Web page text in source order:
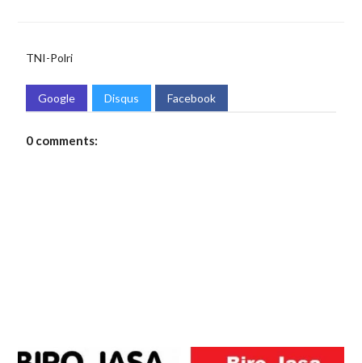
TNI-Polri
Google Disqus Facebook
0 comments: